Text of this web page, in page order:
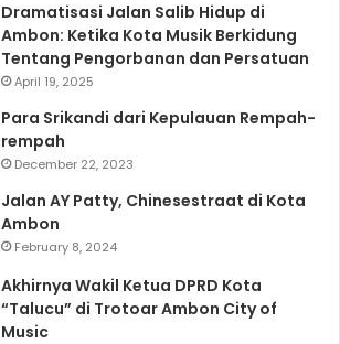
Dramatisasi Jalan Salib Hidup di
Ambon: Ketika Kota Musik Berkidung
Tentang Pengorbanan dan Persatuan
April 19, 2025
Para Srikandi dari Kepulauan Rempah-
rempah
December 22, 2023
Jalan AY Patty, Chinesestraat di Kota
Ambon
February 8, 2024
Akhirnya Wakil Ketua DPRD Kota
“Talucu” di Trotoar Ambon City of
Music